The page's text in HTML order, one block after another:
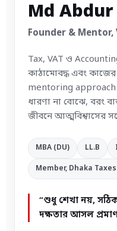
Md Abdur
Founder & Mentor,
Tax, VAT ও
কাঠামোবদ্ধ এবং
mentoring approach।
ধারণা না বোঝে, বরং
জীবনে আত্মবিশ্বাসের
MBA (DU) LL.B
Member, Dhaka
“শুধু শেখা নয়,
দক্ষতার আসল